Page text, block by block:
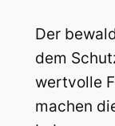
Der
dem
wertvolle
machen